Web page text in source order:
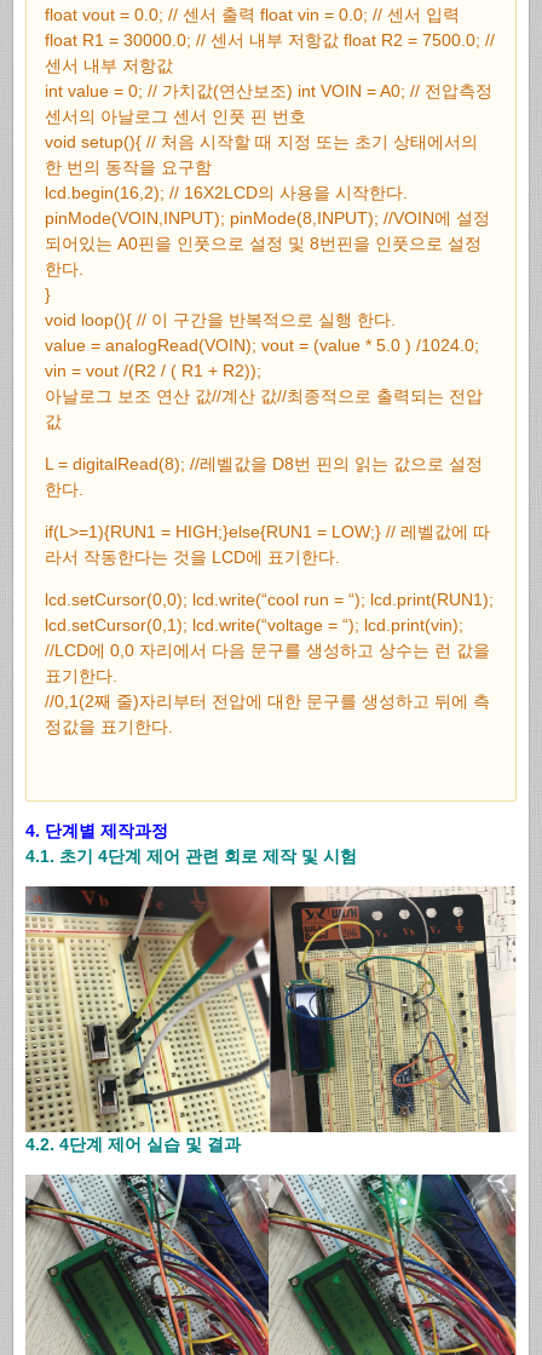
float vout = 0.0; // 센서 출력 float vin = 0.0; // 센서 입력
float R1 = 30000.0; // 센서 내부 저항값 float R2 = 7500.0; //
센서 내부 저항값
int value = 0; // 가치값(연산보조) int VOIN = A0; // 전압측정
센서의 아날로그 센서 인풋 핀 번호
void setup(){ // 처음 시작할 때 지정 또는 초기 상태에서의
한 번의 동작을 요구함
lcd.begin(16,2); // 16X2LCD의 사용을 시작한다.
pinMode(VOIN,INPUT); pinMode(8,INPUT); //VOIN에 설정
되어있는 A0핀을 인풋으로 설정 및 8번핀을 인풋으로 설정
한다.
}
void loop(){ // 이 구간을 반복적으로 실행 한다.
value = analogRead(VOIN); vout = (value * 5.0 ) /1024.0;
vin = vout /(R2 / ( R1 + R2));
아날로그 보조 연산 값//계산 값//최종적으로 출력되는 전압
값
L = digitalRead(8); //레벨값을 D8번 핀의 읽는 값으로 설정
한다.
if(L>=1){RUN1 = HIGH;}else{RUN1 = LOW;} // 레벨값에 따
라서 작동한다는 것을 LCD에 표기한다.
lcd.setCursor(0,0); lcd.write(“cool run = “); lcd.print(RUN1);
lcd.setCursor(0,1); lcd.write(“voltage = “); lcd.print(vin);
//LCD에 0,0 자리에서 다음 문구를 생성하고 상수는 런 값을
표기한다.
//0,1(2째 줄)자리부터 전압에 대한 문구를 생성하고 뒤에 측
정값을 표기한다.
4. 단계별 제작과정
4.1. 초기 4단계 제어 관련 회로 제작 및 시험
4.2. 4단계 제어 실습 및 결과